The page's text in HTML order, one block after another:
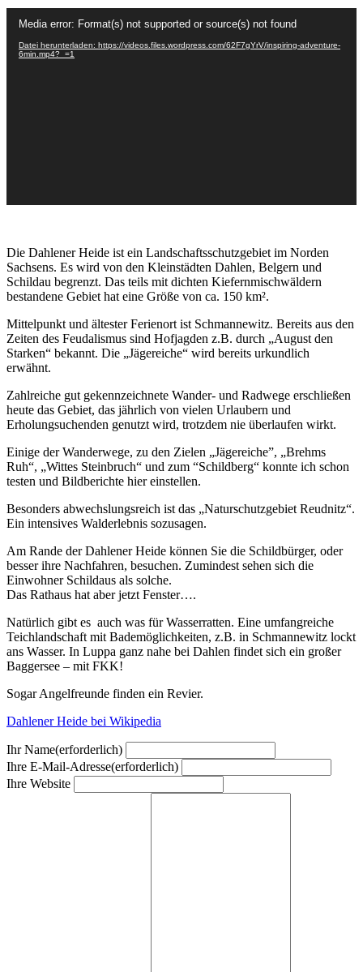
Player
Media error: Format(s) not supported or source(s) not found
Datei herunterladen: https://videos.files.wordpress.com/62F7gYrV/inspiring-adventure-
6min.mp4?_=1
Die Dahlener Heide ist ein Landschaftsschutzgebiet im Norden
Sachsens. Es wird von den Kleinstädten Dahlen, Belgern und
Schildau begrenzt. Das teils mit dichten Kiefernmischwäldern
bestandene Gebiet hat eine Größe von ca. 150 km².
Mittelpunkt und ältester Ferienort ist Schmannewitz. Bereits aus den
Zeiten des Feudalismus sind Hofjagden z.B. durch „August den
Starken“ bekannt. Die „Jägereiche“ wird bereits urkundlich
erwähnt.
Zahlreiche gut gekennzeichnete Wander- und Radwege erschließen
heute das Gebiet, das jährlich von vielen Urlaubern und
Erholungsuchenden genutzt wird, trotzdem nie überlaufen wirkt.
Einige der Wanderwege, zu den Zielen „Jägereiche”, „Brehms
Ruh“, „Wittes Steinbruch“ und zum “Schildberg“ konnte ich schon
testen und Bildberichte hier einstellen.
Besonders abwechslungsreich ist das „Naturschutzgebiet Reudnitz“.
Ein intensives Walderlebnis sozusagen.
Am Rande der Dahlener Heide können Sie die Schildbürger, oder
besser ihre Nachfahren, besuchen. Zumindest sehen sich die
Einwohner Schildaus als solche.
Das Rathaus hat aber jetzt Fenster….
Natürlich gibt es auch was für Wasserratten. Eine umfangreiche
Teichlandschaft mit Bademöglichkeiten, z.B. in Schmannewitz lockt
ans Wasser. In Luppa ganz nahe bei Dahlen findet sich ein großer
Baggersee – mit FKK!
Sogar Angelfreunde finden ein Revier.
Dahlener Heide bei Wikipedia
Ihr Name(erforderlich)
Ihre E-Mail-Adresse(erforderlich)
Ihre Website